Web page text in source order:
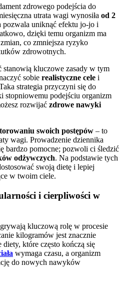
zdrowego podejścia do
utrata wagi wynosiła od 2
pozwala uniknąć efektu jo-jo i
dzięki temu organizm ma
co zmniejsza ryzyko
zdrowotnych.
stanowią kluczowe zasady w tym
sobie realistyczne cele i
strategia przyczyni się do
stopniowemu podejściu organizm
rozwijać zdrowe nawyki
swoich postępów – to
wagi. Prowadzenie dziennika
bardzo pomocne; pozwoli ci śledzić
odżywczych. Na podstawie tych
swoją dietę i lepiej
w twoim ciele.
i cierpliwości w
kluczową rolę w procesie
kilogramów jest znacznie
które często kończą się
wymaga czasu, a organizm
do nowych nawyków